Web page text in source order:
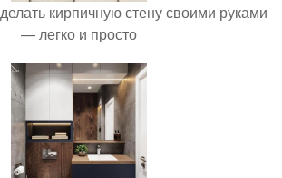
кирпичную стену своими руками
— легко и просто